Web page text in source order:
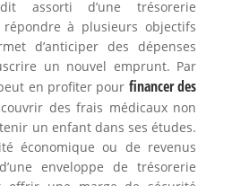
assorti d’une trésorerie
à plusieurs objectifs
d’anticiper des dépenses
un nouvel emprunt. Par
en profiter pour financer des
des frais médicaux non
un enfant dans ses études.
économique ou de revenus
enveloppe de trésorerie